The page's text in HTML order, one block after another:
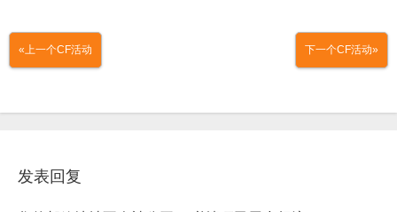
«上一个CF活动 下一个CF活动»
发表回复